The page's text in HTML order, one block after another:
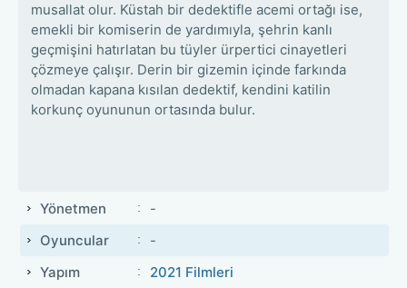
musallat olur. Küstah bir dedektifle acemi ortağı ise,
emekli bir komiserin de yardımıyla, şehrin kanlı
geçmişini hatırlatan bu tüyler ürpertici cinayetleri
çözmeye çalışır. Derin bir gizemin içinde farkında
olmadan kapana kısılan dedektif, kendini katilin
korkunç oyununun ortasında bulur.
Yönetmen
-
Oyuncular
-
Yapım
2021 Filmleri